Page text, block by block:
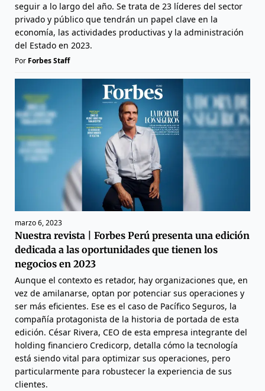
seguir a lo largo del año. Se trata de 23 líderes del sector
privado y público que tendrán un papel clave en la
economía, las actividades productivas y la administración
del Estado en 2023.
Por Forbes Staff
marzo 6, 2023
Nuestra revista | Forbes Perú presenta una edición
dedicada a las oportunidades que tienen los
negocios en 2023
Aunque el contexto es retador, hay organizaciones que, en
vez de amilanarse, optan por potenciar sus operaciones y
ser más eficientes. Ese es el caso de Pacífico Seguros, la
compañía protagonista de la historia de portada de esta
edición. César Rivera, CEO de esta empresa integrante del
holding financiero Credicorp, detalla cómo la tecnología
está siendo vital para optimizar sus operaciones, pero
particularmente para robustecer la experiencia de sus
clientes.